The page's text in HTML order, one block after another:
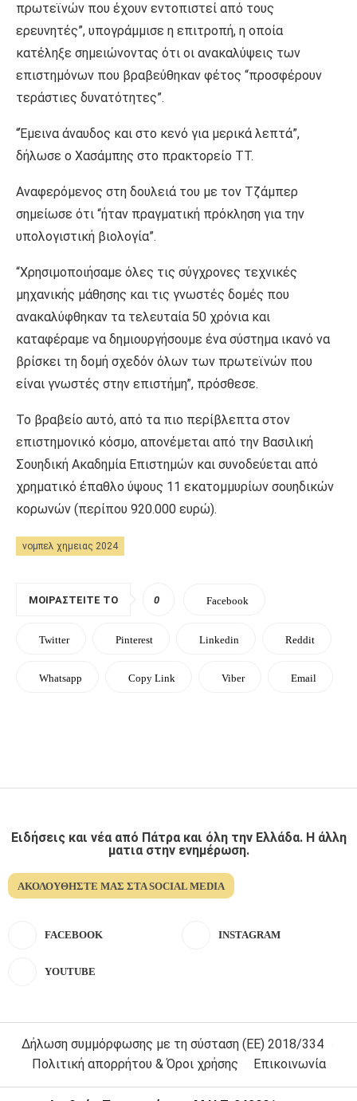
πρωτεϊνών που έχουν εντοπιστεί από τους
ερευνητές”, υπογράμμισε η επιτροπή, η οποία
κατέληξε σημειώνοντας ότι οι ανακαλύψεις των
επιστημόνων που βραβεύθηκαν φέτος “προσφέρουν
τεράστιες δυνατότητες”.
“Έμεινα άναυδος και στο κενό για μερικά λεπτά”,
δήλωσε ο Χασάμπης στο πρακτορείο TT.
Αναφερόμενος στη δουλειά του με τον Τζάμπερ
σημείωσε ότι “ήταν πραγματική πρόκληση για την
υπολογιστική βιολογία”.
“Χρησιμοποιήσαμε όλες τις σύγχρονες τεχνικές
μηχανικής μάθησης και τις γνωστές δομές που
ανακαλύφθηκαν τα τελευταία 50 χρόνια και
καταφέραμε να δημιουργήσουμε ένα σύστημα ικανό να
βρίσκει τη δομή σχεδόν όλων των πρωτεϊνών που
είναι γνωστές στην επιστήμη”, πρόσθεσε.
Το βραβείο αυτό, από τα πιο περίβλεπτα στον
επιστημονικό κόσμο, απονέμεται από την Βασιλική
Σουηδική Ακαδημία Επιστημών και συνοδεύεται από
χρηματικό έπαθλο ύψους 11 εκατομμυρίων σουηδικών
κορωνών (περίπου 920.000 ευρώ).
νομπελ χημειας 2024
ΜΟΙΡΑΣΤΕΊΤΕ ΤΟ 0 Facebook
Twitter Pinterest Linkedin Reddit
Whatsapp Copy Link Viber Email
Ειδήσεις και νέα από Πάτρα και όλη την Ελλάδα. Η άλλη
ματια στην ενημέρωση.
ΑΚΟΛΟΥΘΉΣΤΕ ΜΑΣ ΣΤΑ SOCIAL MEDIA
FACEBOOK INSTAGRAM
YOUTUBE
Δήλωση συμμόρφωσης με τη σύσταση (ΕΕ) 2018/334
Πολιτική απορρήτου & Όροι χρήσης
Επικοινωνία